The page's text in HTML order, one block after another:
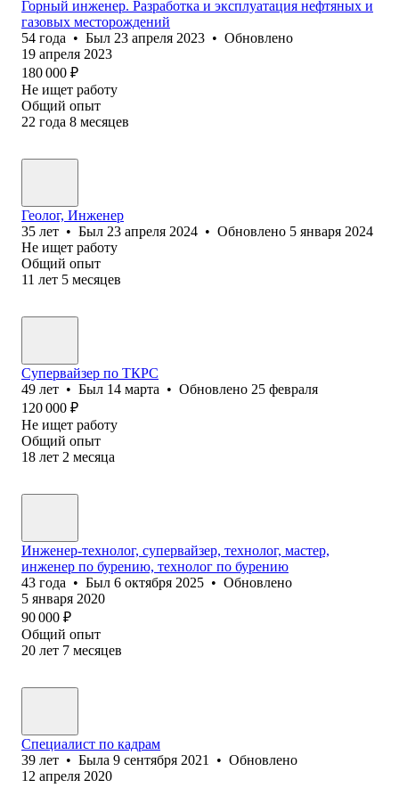
Горный инженер. Разработка и эксплуатация нефтяных и
газовых месторождений
54 года • Был 23 апреля 2023 • Обновлено
19 апреля 2023
180 000 ₽
Не ищет работу
Общий опыт
22 года 8 месяцев
Геолог, Инженер
35 лет • Был 23 апреля 2024 • Обновлено 5 января 2024
Не ищет работу
Общий опыт
11 лет 5 месяцев
Супервайзер по ТКРС
49 лет • Был 14 марта • Обновлено 25 февраля
120 000 ₽
Не ищет работу
Общий опыт
18 лет 2 месяца
Инженер-технолог, супервайзер, технолог, мастер,
инженер по бурению, технолог по бурению
43 года • Был 6 октября 2025 • Обновлено
5 января 2020
90 000 ₽
Общий опыт
20 лет 7 месяцев
Специалист по кадрам
39 лет • Была 9 сентября 2021 • Обновлено
12 апреля 2020